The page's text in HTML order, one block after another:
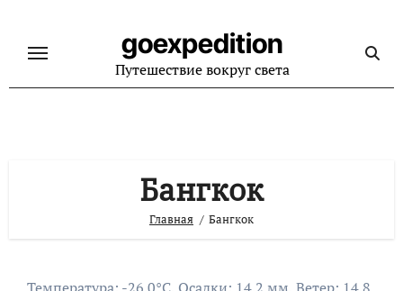
содержанию
goexpedition
Путешествие вокруг света
Бангкок
Главная Бангкок